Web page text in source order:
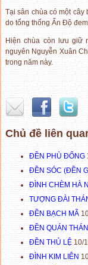
Tại sân chùa có một cây
do tổng thống Ấn Độ
Hiện chùa còn lưu giữ
nguyên Nguyễn Xuân
trong năm này.
Chủ đề liên
ĐỀN PHÙ ĐỔNG
ĐỀN SÓC (ĐỀN
ĐÌNH CHÈM HÀ
TƯỢNG ĐÀI
ĐỀN BẠCH MÃ
ĐỀN QUÁN
ĐỀN THỦ LỆ 10/
ĐÌNH KIM LIÊN